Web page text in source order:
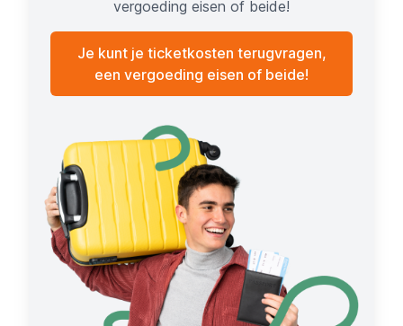
vergoeding eisen of beide!
Je kunt je ticketkosten terugvragen,
een vergoeding eisen of beide!